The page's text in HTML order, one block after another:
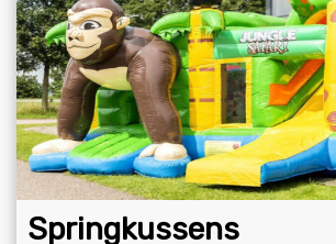
Springkussens